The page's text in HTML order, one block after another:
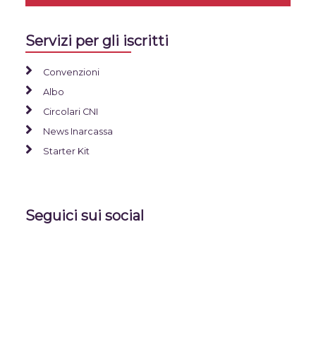
Servizi per gli iscritti
Convenzioni
Albo
Circolari CNI
News Inarcassa
Starter Kit
Seguici sui social